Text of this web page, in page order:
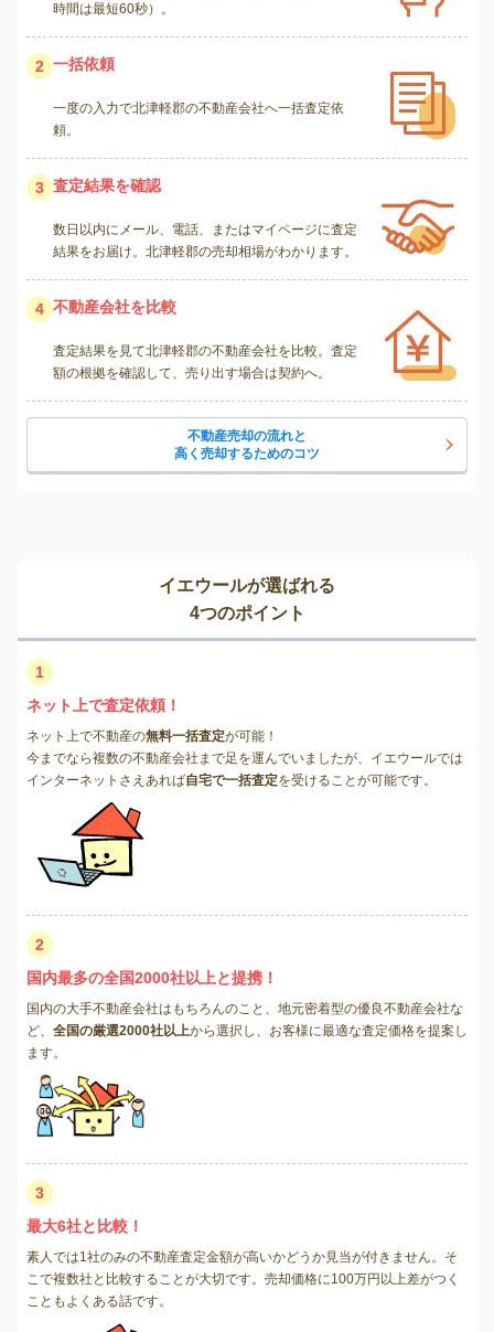
時間は最短60秒）。
2 一括依頼
一度の入力で北津軽郡の不動産会社へ一括査定依
頼。
3 査定結果を確認
数日以内にメール、電話、またはマイページに査定
結果をお届け。北津軽郡の売却相場がわかります。
4 不動産会社を比較
査定結果を見て北津軽郡の不動産会社を比較。査定
額の根拠を確認して、売り出す場合は契約へ。
不動産売却の流れと
高く売却するためのコツ
イエウールが選ばれる
4つのポイント
1
ネット上で査定依頼！
ネット上で不動産の無料一括査定が可能！
今までなら複数の不動産会社まで足を運んでいましたが、イエウールでは
インターネットさえあれば自宅で一括査定を受けることが可能です。
2
国内最多の全国2000社以上と提携！
国内の大手不動産会社はもちろんのこと、地元密着型の優良不動産会社な
ど、 全国の厳選2000社以上から選択し、お客様に最適な査定価格を提案し
ます。
3
最大6社と比較！
素人では1社のみの不動産査定金額が高いかどうか見当が付きません。そ
こで複数社と比較することが大切です。売却価格に100万円以上差がつく
こともよくある話です。